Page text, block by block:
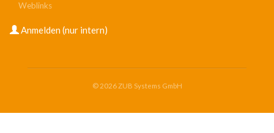
Weblinks
USER
ACCOUNT
Anmelden (nur intern)
© 2026 ZUB Systems GmbH